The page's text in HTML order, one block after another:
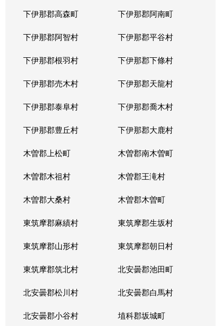
下伊那郡高森町 下伊那郡阿南町
下伊那郡阿智村 下伊那郡平谷村
下伊那郡根羽村 下伊那郡下條村
下伊那郡売木村 下伊那郡天龍村
下伊那郡泰阜村 下伊那郡喬木村
下伊那郡豊丘村 下伊那郡大鹿村
木曽郡上松町 木曽郡南木曽町
木曽郡木祖村 木曽郡王滝村
木曽郡大桑村 木曽郡木曽町
東筑摩郡麻績村 東筑摩郡生坂村
東筑摩郡山形村 東筑摩郡朝日村
東筑摩郡筑北村 北安曇郡池田町
北安曇郡松川村 北安曇郡白馬村
北安曇郡小谷村 埴科郡坂城町